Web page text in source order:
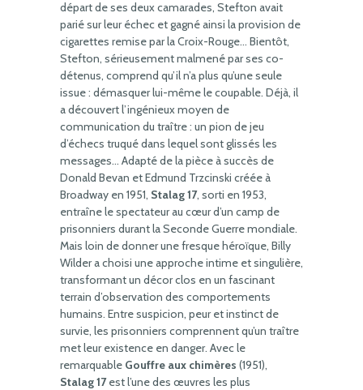
départ de ses deux camarades, Stefton avait
parié sur leur échec et gagné ainsi la provision de
cigarettes remise par la Croix-Rouge… Bientôt,
Stefton, sérieusement malmené par ses co-
détenus, comprend qu’il n’a plus qu’une seule
issue : démasquer lui-même le coupable. Déjà, il
a découvert l’ingénieux moyen de
communication du traître : un pion de jeu
d’échecs truqué dans lequel sont glissés les
messages… Adapté de la pièce à succès de
Donald Bevan et Edmund Trzcinski créée à
Broadway en 1951, Stalag 17, sorti en 1953,
entraîne le spectateur au cœur d’un camp de
prisonniers durant la Seconde Guerre mondiale.
Mais loin de donner une fresque héroïque, Billy
Wilder a choisi une approche intime et singulière,
transformant un décor clos en un fascinant
terrain d’observation des comportements
humains. Entre suspicion, peur et instinct de
survie, les prisonniers comprennent qu’un traître
met leur existence en danger. Avec le
remarquable Gouffre aux chimères (1951),
Stalag 17est l’une des œuvres les plus